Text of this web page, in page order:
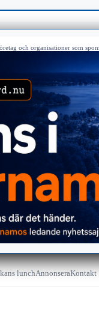
och organisationer som
lunchAnnonseraKontakt